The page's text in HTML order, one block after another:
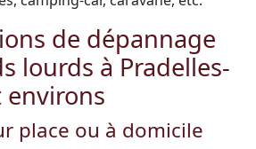
de dépannage
lourds à Pradelles-
environs
place ou à domicile